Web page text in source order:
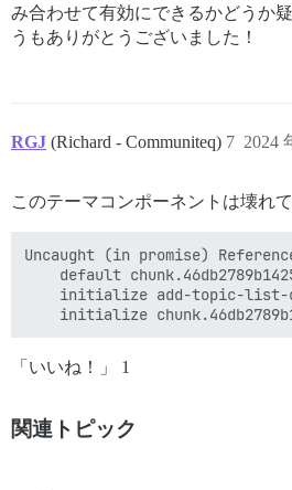
み合わせて有効にできるかどうか
うもありがとうございました！
RGJ (Richard - Communiteq) 2024
7
このテーマコンポーネントは壊れ
Uncaught (in promise)
default
initialize add-topic-
「いいね！」 1
関連トピック